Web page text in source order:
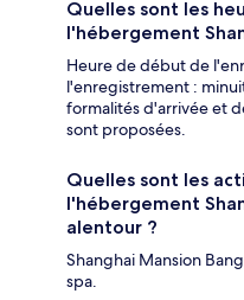
Quelles sont les
l'hébergement
Heure de début de
l'enregistrement :
formalités d'arrivée et
sont proposées.
Quelles sont les
l'hébergement
alentour ?
Shanghai Mansion
spa.